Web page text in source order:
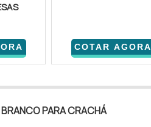
COTAR AGORA
PARA CRACHÁ